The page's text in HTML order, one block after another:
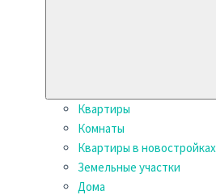
Квартиры
Комнаты
Квартиры в новостройках
Земельные участки
Дома